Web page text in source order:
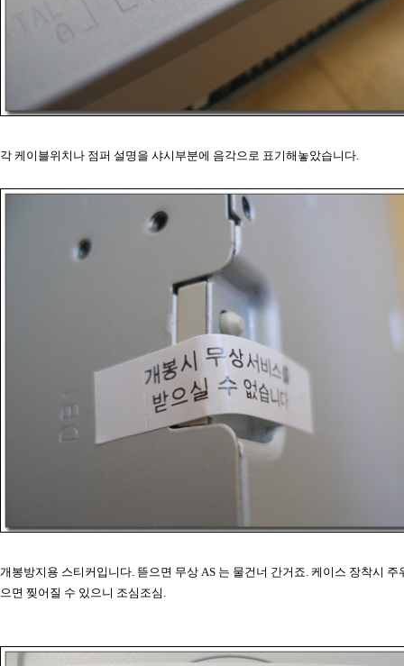
각 케이블위치나 점퍼 설명을 샤시부분에 음각으로 표기해놓았습니다.
개봉방지용 스티커입니다. 뜯으면 무상 AS 는 물건너 간거죠. 케이스 장착시 주
으면 찢어질 수 있으니 조심조심.